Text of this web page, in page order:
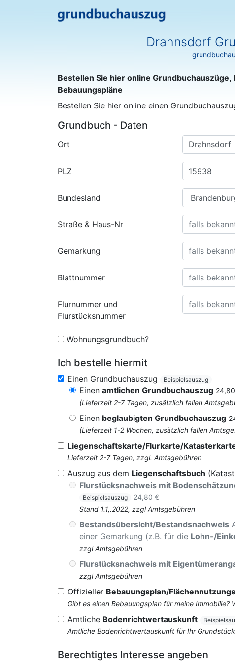
Drahnsdorf
Bestellen Sie hier online
Bebauungspläne
Bestellen Sie hier online einen
Grundbuch - Daten
Ort
PLZ
Bundesland
Straße & Haus-Nr
Gemarkung
Blattnummer
Flurnummer und
Flurstücksnummer
Wohnungsgrundbuch?
Ich bestelle hiermit
Einen Grundbuchauszug Beispielsauszug
Einen amtlichen Grundbuchauszug
(Lieferzeit 2-7 Tagen, zusätzlich fallen
Einen beglaubigten Grundbuchauszug
(Lieferzeit 1-2 Wochen, zusätzlich fallen
Liegenschaftskarte/Flurkarte/
Lieferzeit 2-7 Tagen, zzgl. Amtsgebühren
Auszug aus dem Liegenschaftsbuch
Flurstücksnachweis mit
Beispielsauszug
24,80 €
Stand 1.1,.2022, zzgl Amtsgebühren
Bestandsübersicht/Bestandsnachweis
einer Gemarkung (z.B. für die Lohn-/
zzgl Amtsgebühren
Flurstücksnachweis mit
zzgl Amtsgebühren
Offizieller Bebauungsplan/
Gibt es einen Bebauungsplan für meine
Amtliche Bodenrichtwertauskunft
Amtliche Bodenrichtwertauskunft für Ihr
Berechtigtes Interesse angeben